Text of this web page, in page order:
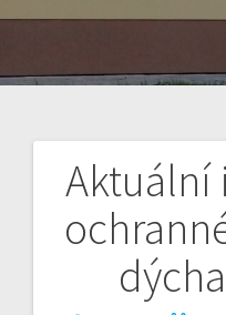
Aktuální
Navigace
pro
příspěvek